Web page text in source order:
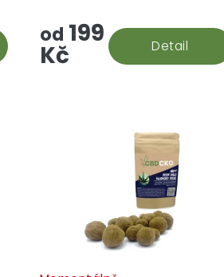
od 199
Kč Detail